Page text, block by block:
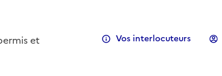
et
Vos interlocuteurs